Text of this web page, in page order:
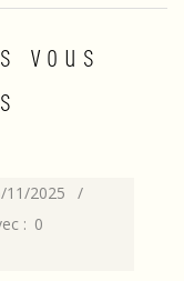
vous
11/2025
: 0